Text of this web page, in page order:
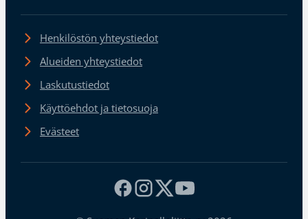
Henkilöstön yhteystiedot
Alueiden yhteystiedot
Laskutustiedot
Käyttöehdot ja tietosuoja
Evästeet